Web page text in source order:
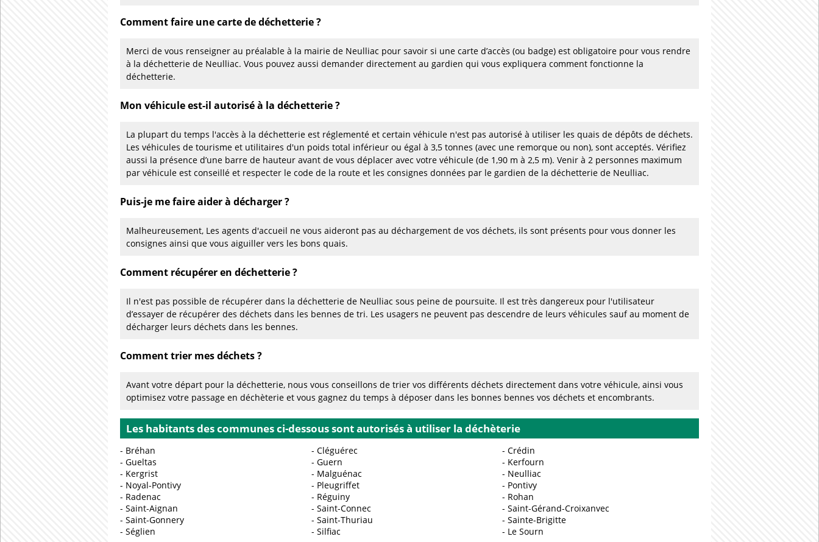
Comment faire une carte de déchetterie ?
Merci de vous renseigner au préalable à la mairie de Neulliac pour savoir si une carte d’accès (ou badge) est obligatoire pour vous rendre
à la déchetterie de Neulliac. Vous pouvez aussi demander directement au gardien qui vous expliquera comment fonctionne la
déchetterie.
Mon véhicule est-il autorisé à la déchetterie ?
La plupart du temps l'accès à la déchetterie est réglementé et certain véhicule n'est pas autorisé à utiliser les quais de dépôts de déchets.
Les véhicules de tourisme et utilitaires d'un poids total inférieur ou égal à 3,5 tonnes (avec une remorque ou non), sont acceptés. Vérifiez
aussi la présence d’une barre de hauteur avant de vous déplacer avec votre véhicule (de 1,90 m à 2,5 m). Venir à 2 personnes maximum
par véhicule est conseillé et respecter le code de la route et les consignes données par le gardien de la déchetterie de Neulliac.
Puis-je me faire aider à décharger ?
Malheureusement, Les agents d'accueil ne vous aideront pas au déchargement de vos déchets, ils sont présents pour vous donner les
consignes ainsi que vous aiguiller vers les bons quais.
Comment récupérer en déchetterie ?
Il n'est pas possible de récupérer dans la déchetterie de Neulliac sous peine de poursuite. Il est très dangereux pour l'utilisateur
d’essayer de récupérer des déchets dans les bennes de tri. Les usagers ne peuvent pas descendre de leurs véhicules sauf au moment de
décharger leurs déchets dans les bennes.
Comment trier mes déchets ?
Avant votre départ pour la déchetterie, nous vous conseillons de trier vos différents déchets directement dans votre véhicule, ainsi vous
optimisez votre passage en déchèterie et vous gagnez du temps à déposer dans les bonnes bennes vos déchets et encombrants.
Les habitants des communes ci-dessous sont autorisés à utiliser la déchèterie
Bréhan Cléguérec
Crédin
Gueltas
Guern
Kerfourn
Kergrist
Malguénac
Neulliac
Noyal-Pontivy
Pleugriffet
Pontivy
Radenac
Réguiny
Rohan
Saint-Aignan
Saint-Connec
Saint-Gérand-Croixanvec
Saint-Gonnery
Saint-Thuriau
Sainte-Brigitte
Séglien
Silfiac Le Sourn